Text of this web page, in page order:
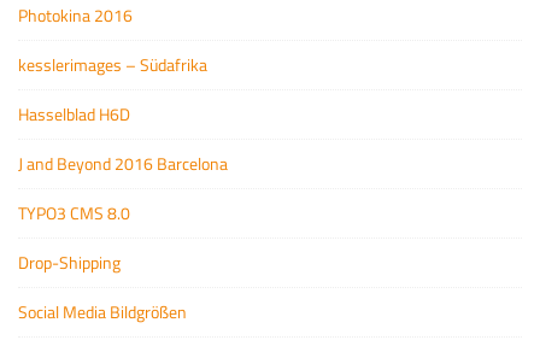
Photokina 2016
kesslerimages – Südafrika
Hasselblad H6D
J and Beyond 2016 Barcelona
TYPO3 CMS 8.0
Drop-Shipping
Social Media Bildgrößen